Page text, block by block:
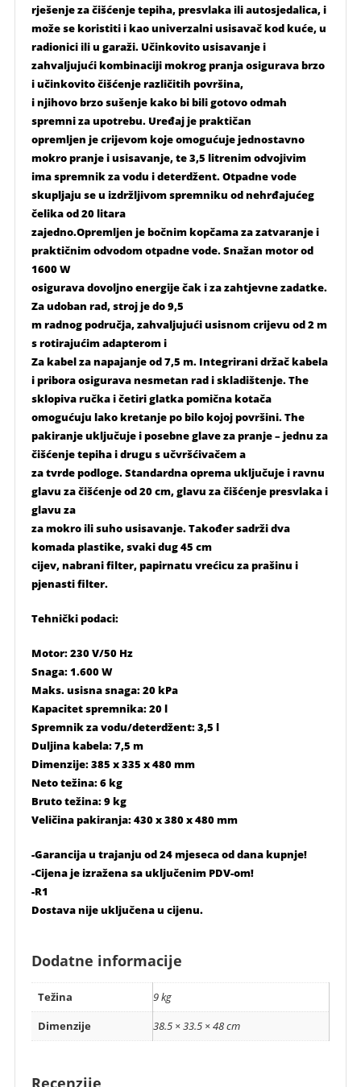
rješenje za čišćenje tepiha, presvlaka ili autosjedalica, i
može se koristiti i kao univerzalni usisavač kod kuće, u
radionici ili u garaži. Učinkovito usisavanje i
zahvaljujući kombinaciji mokrog pranja osigurava brzo
i učinkovito čišćenje različitih površina,
i njihovo brzo sušenje kako bi bili gotovo odmah
spremni za upotrebu. Uređaj je praktičan
opremljen je crijevom koje omogućuje jednostavno
mokro pranje i usisavanje, te 3,5 litrenim odvojivim
ima spremnik za vodu i deterdžent. Otpadne vode
skupljaju se u izdržljivom spremniku od nehrđajućeg
čelika od 20 litara
zajedno.Opremljen je bočnim kopčama za zatvaranje i
praktičnim odvodom otpadne vode. Snažan motor od
1600 W
osigurava dovoljno energije čak i za zahtjevne zadatke.
Za udoban rad, stroj je do 9,5
m radnog područja, zahvaljujući usisnom crijevu od 2 m
s rotirajućim adapterom i
Za kabel za napajanje od 7,5 m. Integrirani držač kabela
i pribora osigurava nesmetan rad i skladištenje. The
sklopiva ručka i četiri glatka pomična kotača
omogućuju lako kretanje po bilo kojoj površini. The
pakiranje uključuje i posebne glave za pranje – jednu za
čišćenje tepiha i drugu s učvršćivačem a
za tvrde podloge. Standardna oprema uključuje i ravnu
glavu za čišćenje od 20 cm, glavu za čišćenje presvlaka i
glavu za
za mokro ili suho usisavanje. Također sadrži dva
komada plastike, svaki dug 45 cm
cijev, nabrani filter, papirnatu vrećicu za prašinu i
pjenasti filter.
Tehnički podaci:
Motor: 230 V/50 Hz
Snaga: 1.600 W
Maks. usisna snaga: 20 kPa
Kapacitet spremnika: 20 l
Spremnik za vodu/deterdžent: 3,5 l
Duljina kabela: 7,5 m
Dimenzije: 385 x 335 x 480 mm
Neto težina: 6 kg
Bruto težina: 9 kg
Veličina pakiranja: 430 x 380 x 480 mm
-Garancija u trajanju od 24 mjeseca od dana kupnje!
-Cijena je izražena sa uključenim PDV-om!
-R1
Dostava nije uključena u cijenu.
Dodatne informacije
Težina
9 kg
Dimenzije
38.5 × 33.5 × 48 cm
Recenzije